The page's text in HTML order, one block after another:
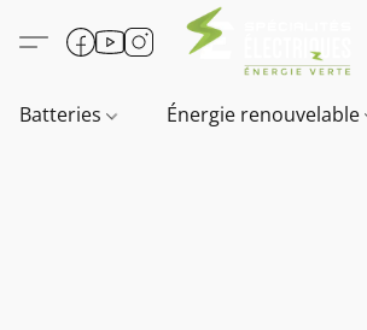
Batteries Énergie renouvelable